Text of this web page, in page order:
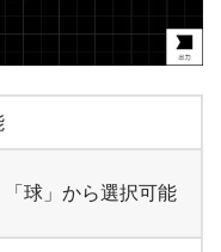
球」から選択可能